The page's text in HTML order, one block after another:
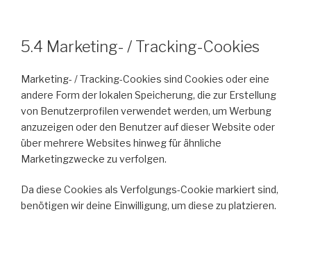
5.4 Marketing- / Tracking-Cookies
Marketing- / Tracking-Cookies sind Cookies oder eine
andere Form der lokalen Speicherung, die zur Erstellung
von Benutzerprofilen verwendet werden, um Werbung
anzuzeigen oder den Benutzer auf dieser Website oder
über mehrere Websites hinweg für ähnliche
Marketingzwecke zu verfolgen.
Da diese Cookies als Verfolgungs-Cookie markiert sind,
benötigen wir deine Einwilligung, um diese zu platzieren.